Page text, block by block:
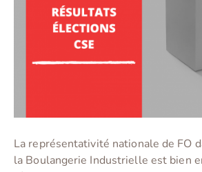
La représentativité nationale de FO
la Boulangerie Industrielle est bien